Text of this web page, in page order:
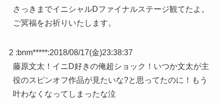
さっきまでイニシャルDファイナルステージ観てたよ。
ご冥福をお祈りいたします。
2 :bnm*****:2018/08/17(金)23:38:37
藤原文太！イニD好きの俺超ショック！いつか文太が主
役のスピンオフ作品が見たいな?と思ってたのに！もう
叶わなくなってしまったな泣